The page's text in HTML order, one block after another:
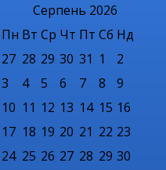
Серпень 2026
Пн Вт Ср Чт Пт Сб Нд
27 28 29 30 31 1
2
3
4 5 6 7 8
9
10 11 12 13 14 15 16
17 18 19 20 21 22 23
24 25 26 27 28 29 30